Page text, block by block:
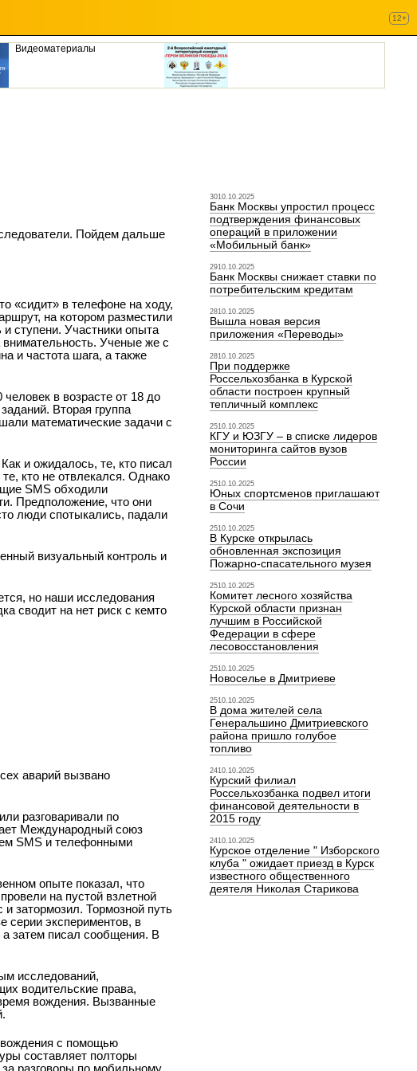
12+
Видеоматериалы
Пойдем дальше
«сидит» в телефоне на ходу,
на котором разместили
ступени. Участники опыта
Ученые же с
и частота шага, а также
в возрасте от 18 до
Вторая группа
математические задачи с
и ожидалось, те, кто писал
кто не отвлекался. Однако
SMS обходили
Предположение, что они
люди спотыкались, падали
визуальный контроль и
но наши исследования
сводит на нет риск с кем­то
аварий вызвано
разговаривали по
Международный союз
SMS и телефонными
опыте показал, что
на пустой взлетной
затормозил. Тормозной путь
серии экспериментов, в
а затем писал сообщения. В
исследований,
водительские права,
вождения. Вызванные
вождения с помощью
составляет полторы
разговоры по мобильному
3010.10.2025
Банк Москвы упростил процесс
подтверждения финансовых
операций в приложении
«Мобильный банк»
2910.10.2025
Банк Москвы снижает ставки по
потребительским кредитам
2810.10.2025
Вышла новая версия
приложения «Переводы»
2810.10.2025
При поддержке
Россельхозбанка в Курской
области построен крупный
тепличный комплекс
2510.10.2025
КГУ и ЮЗГУ – в списке лидеров
мониторинга сайтов вузов
России
2510.10.2025
Юных спортсменов приглашают
в Сочи
2510.10.2025
В Курске открылась
обновленная экспозиция
Пожарно-спасательного музея
2510.10.2025
Комитет лесного хозяйства
Курской области признан
лучшим в Российской
Федерации в сфере
лесовосстановления
2510.10.2025
Новоселье в Дмитриеве
2510.10.2025
В дома жителей села
Генеральшино Дмитриевского
района пришло голубое
топливо
2410.10.2025
Курский филиал
Россельхозбанка подвел итоги
финансовой деятельности в
2015 году
2410.10.2025
Курское отделение " Изборского
клуба " ожидает приезд в Курск
известного общественного
деятеля Николая Старикова